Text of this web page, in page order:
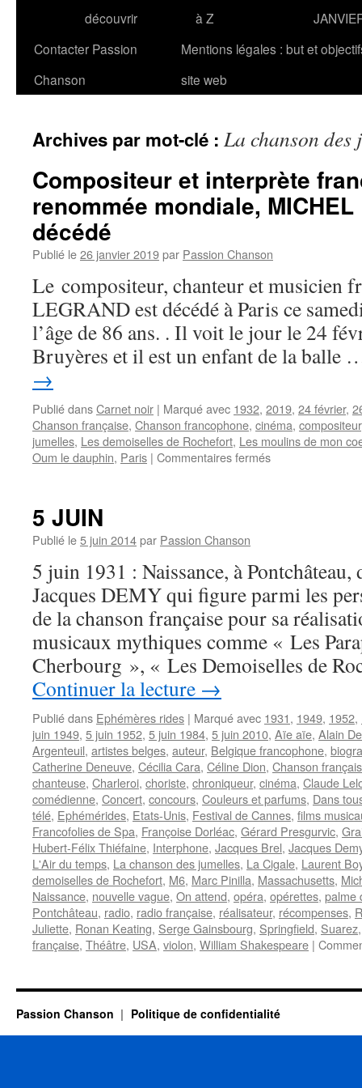
découvrir
à Z
Contacter Passion
Chanson
Mentions légales : but et
site web
Archives par mot-clé : La chanson des
Compositeur et interprète
renommée mondiale, MICHEL
décédé
Publié le26 janvier 2019par Passion Chanson
Le compositeur, chanteur et musicien
LEGRAND est décédé à Paris ce
l’âge de 86 ans. . Il voit le jour le 24
Bruyères et il est un enfant de la balle
→
Publié dansCarnet noir | Marqué avec 1932, 2019, 24 février,
Chanson française, Chanson francophone, cinéma, compositeur
jumelles, Les demoiselles de Rochefort, Les moulins de mon
Oum le dauphin, Paris | Commentaires ferméssur
mondiale,
MICHEL
LEGRAND
est
décédé
5 JUIN
Publié le5 juin 2014par Passion Chanson
5 juin 1931 : Naissance, à Pontchâteau,
Jacques DEMY qui figure parmi les
de la chanson française pour sa
musicaux mythiques comme « Les
Cherbourg », « Les Demoiselles de
Continuer la lecture →
Publié dans Ephémères rides | Marqué avec 1931, 1949, 1952,
juin 1949, 5 juin 1952, 5 juin 1984, 5 juin 2010, Aïe aïe, Alain
Argenteuil, artistes belges, auteur, Belgique francophone,
Catherine Deneuve, Cécilia Cara, Céline Dion, Chanson
chanteuse, Charleroi, choriste, chroniqueur, cinéma, Claude
comédienne, Concert, concours, Couleurs et parfums, Dans
télé, Ephémérides, Etats-Unis, Festival de Cannes, films
Francofolies de Spa, Françoise Dorléac, Gérard Presgurvic,
Hubert-Félix Thiéfaine, Interphone, Jacques Brel, Jacques
L'Air du temps, La chanson des jumelles, La Cigale, Laurent
demoiselles de Rochefort, M6, Marc Pinilla, Massachusetts,
Naissance, nouvelle vague, On attend, opéra, opérettes, palme
Pontchâteau, radio, radio française, réalisateur, récompenses,
Juliette, Ronan Keating, Serge Gainsbourg, Springfield, Suarez
française, Théâtre, USA, violon, William Shakespeare |
Passion Chanson Politique de confidentialité